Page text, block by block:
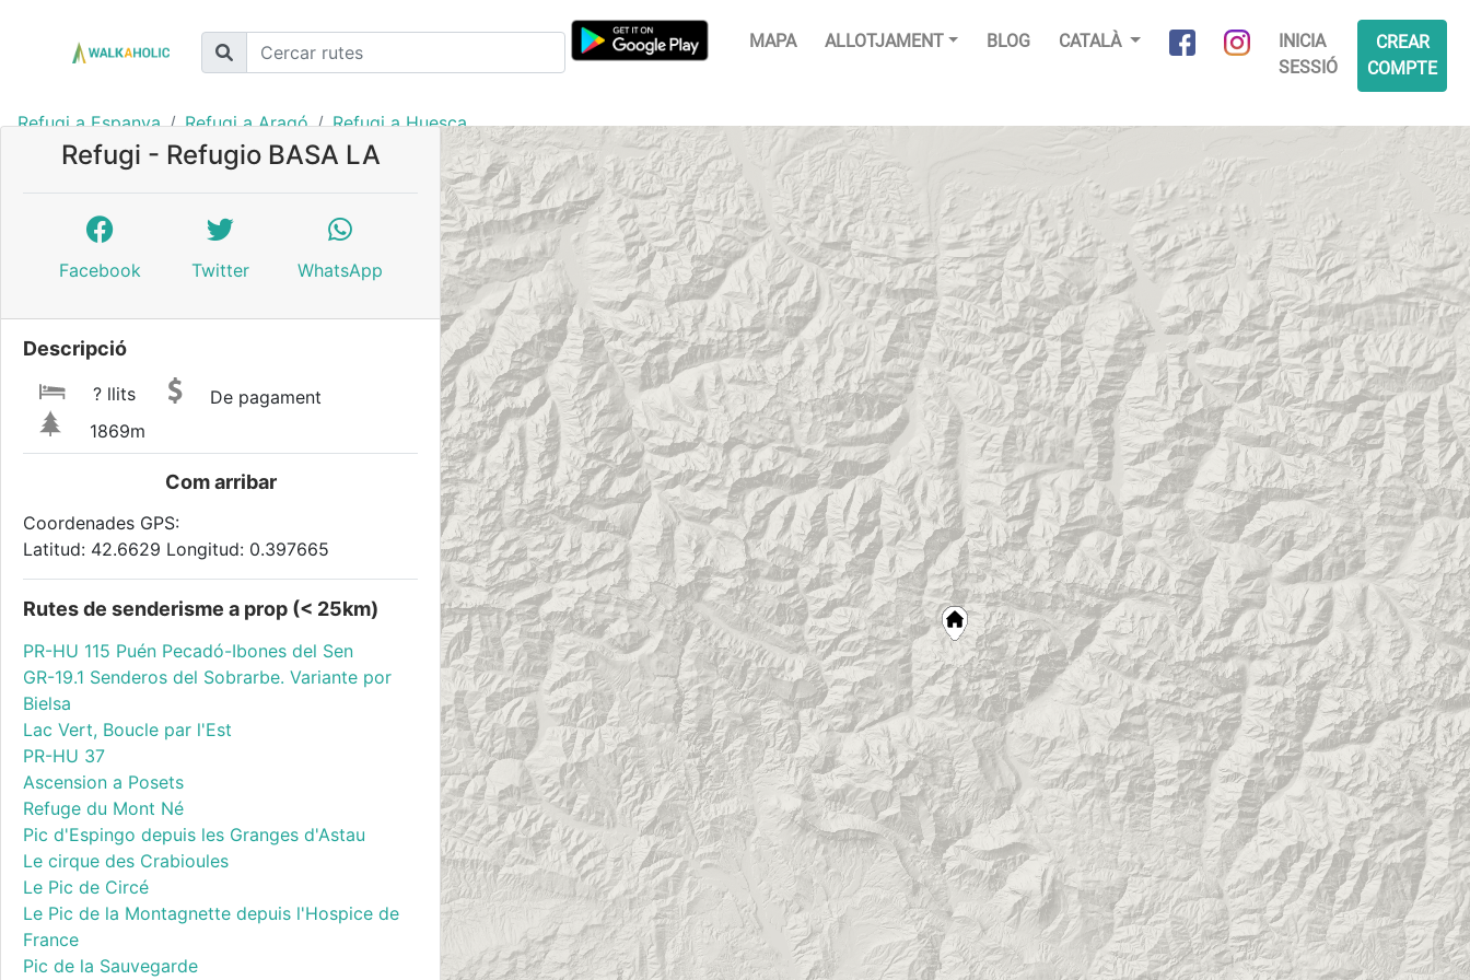
MAPA ALLOTJAMENT BLOG CATALÀ
INICIA
SESSIÓ
CREAR
COMPTE
Refugi a Espanya Refugi a Aragó Refugi a Huesca
Refugi - Refugio BASA LA
Facebook Twitter WhatsApp
Descripció
? llits
De pagament
1869m
Com arribar
Coordenades GPS:
Latitud: 42.6629 Longitud: 0.397665
Rutes de senderisme a prop (< 25km)
PR-HU 115 Puén Pecadó-Ibones del Sen
GR-19.1 Senderos del Sobrarbe. Variante por
Bielsa
Lac Vert, Boucle par l'Est
PR-HU 37
Ascension a Posets
Refuge du Mont Né
Pic d'Espingo depuis les Granges d'Astau
Le cirque des Crabioules
Le Pic de Circé
Le Pic de la Montagnette depuis l'Hospice de
France
Pic de la Sauvegarde